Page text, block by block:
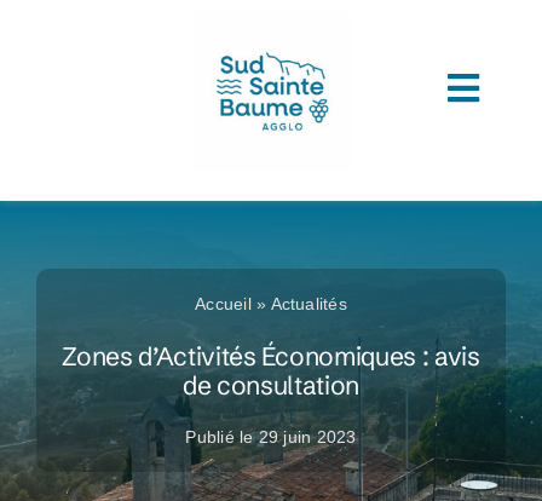
COMPRENDRE L’AGGLOMERATION
CONNAITRE SON ADMINISTRATION
ACCEDER A VOS SERVICES
DECOUVRIR SUD SAINTE BAUME
TOUTES LES ACTUS
Accueil» Actualités
Zones d’Activités Économiques : avis
de consultation
Publié le 29 juin 2023